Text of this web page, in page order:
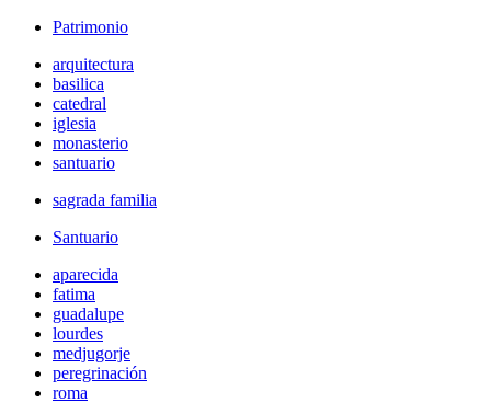
Patrimonio
arquitectura
basilica
catedral
iglesia
monasterio
santuario
sagrada familia
Santuario
aparecida
fatima
guadalupe
lourdes
medjugorje
peregrinación
roma